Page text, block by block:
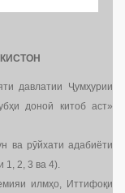
давлатии Ҷумҳурии
доноӣ китоб аст»
ва рӯйхати адабиёти
1, 2, 3 ва 4).
илмҳо, Иттифоқи